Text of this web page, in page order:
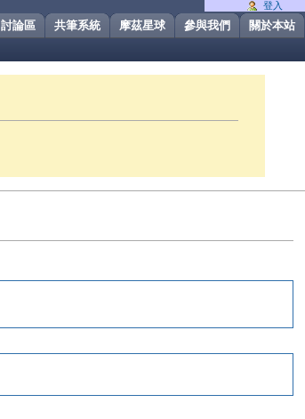
關於本站
參與我們
摩茲星球
共筆系統
討論區
登入